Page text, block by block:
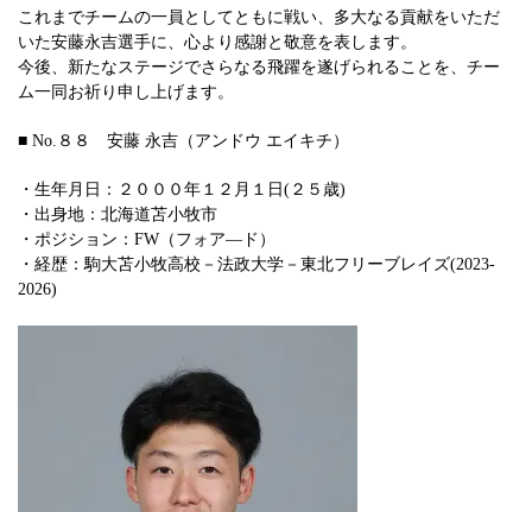
これまでチームの一員としてともに戦い、多大なる貢献をいただ
いた安藤永吉選手に、心より感謝と敬意を表します。
今後、新たなステージでさらなる飛躍を遂げられることを、チー
ム一同お祈り申し上げます。
■ No.８８ 安藤 永吉（アンドウ エイキチ）
・生年月日：２０００年１２月１日(２５歳)
・出身地：北海道苫小牧市
・ポジション：FW（フォア―ド）
・経歴：駒大苫小牧高校－法政大学－東北フリーブレイズ(2023-
2026)